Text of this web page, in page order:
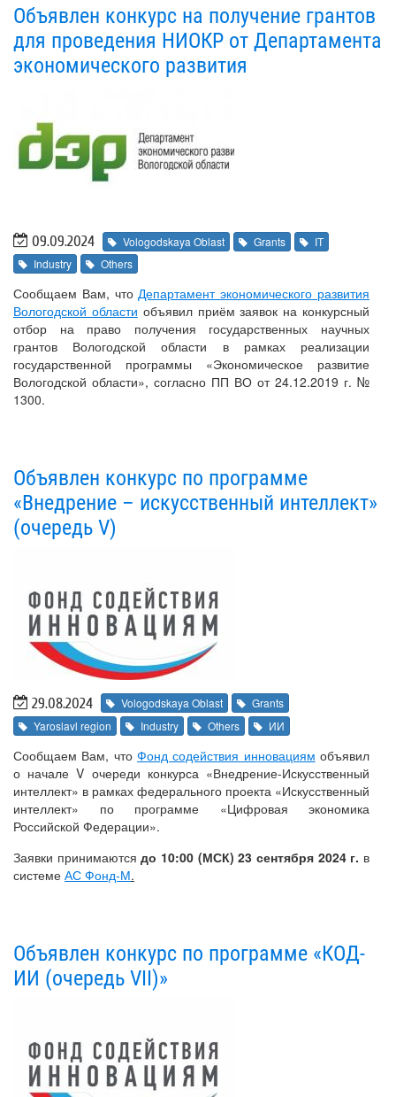
Объявлен конкурс на получение грантов
для проведения НИОКР от Департамента
экономического развития
09.09.2024 Vologodskaya Oblast Grants
IT
Industry
Others
Сообщаем Вам, что Департамент экономического развития
Вологодской области объявил приём заявок на конкурсный
отбор на право получения государственных научных
грантов Вологодской области в рамках реализации
государственной программы «Экономическое развитие
Вологодской области», согласно ПП ВО от 24.12.2019 г. №
1300.
Объявлен конкурс по программе
«Внедрение – искусственный интеллект»
(очередь V)
29.08.2024 Vologodskaya Oblast
Grants
Yaroslavl region
Industry Others ИИ
Сообщаем Вам, что Фонд содействия инновациям объявил
о начале V очереди конкурса «Внедрение-Искусственный
интеллект» в рамках федерального проекта «Искусственный
интеллект» по программе «Цифровая экономика
Российской Федерации».
Заявки принимаютсядо 10:00 (МСК) 23 сентября 2024 г. в
системе АС Фонд-М.
Объявлен конкурс по программе «КОД-
ИИ (очередь VII)»